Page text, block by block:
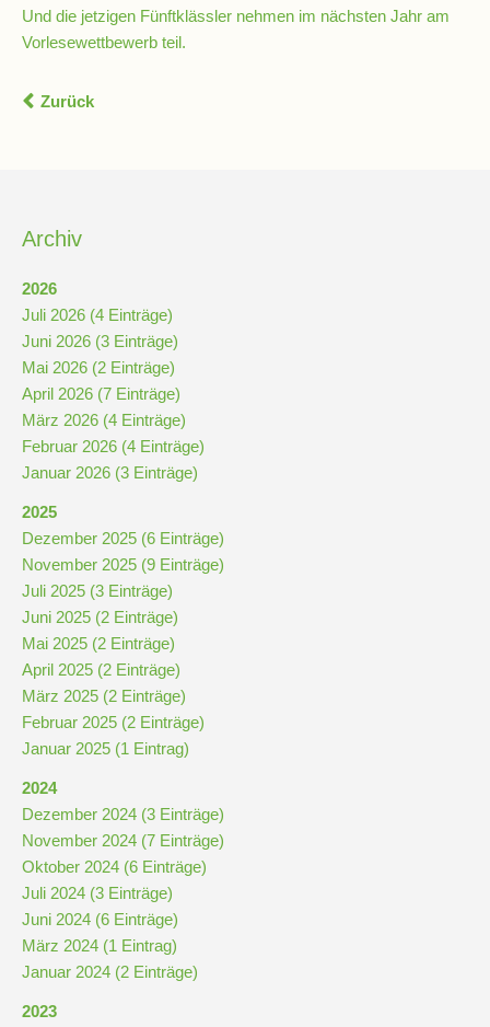
Schulpflegschaft
Raum-
Prinzip
Berufswahlvorbereitung
Hausaufgabenbetreuung
Digitalisierung
Streitschlichtung
Kompetenzteam
Seiteneinsteiger
Bewegte
Pause
Schulsanitätsdienst
Unterricht
Und die jetzigen Fünftklässler nehmen im nächsten Jahr am
Vorlesewettbewerb teil.
Zurück
Archiv
2026
Juli 2026 (4 Einträge)
Juni 2026 (3 Einträge)
Mai 2026 (2 Einträge)
April 2026 (7 Einträge)
März 2026 (4 Einträge)
Februar 2026 (4 Einträge)
Januar 2026 (3 Einträge)
2025
Dezember 2025 (6 Einträge)
November 2025 (9 Einträge)
Juli 2025 (3 Einträge)
Juni 2025 (2 Einträge)
Mai 2025 (2 Einträge)
April 2025 (2 Einträge)
März 2025 (2 Einträge)
Februar 2025 (2 Einträge)
Januar 2025 (1 Eintrag)
2024
Dezember 2024 (3 Einträge)
November 2024 (7 Einträge)
Oktober 2024 (6 Einträge)
Juli 2024 (3 Einträge)
Juni 2024 (6 Einträge)
März 2024 (1 Eintrag)
Januar 2024 (2 Einträge)
2023